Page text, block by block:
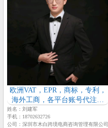
欧洲VAT，EPR，商标，专利，
海外工商，各平台账号代注册
~【木白跨境-副总经理-刘建
姓名：刘建军
手机：18702632726
公司：深圳市木白跨境电商咨询管理有限公司